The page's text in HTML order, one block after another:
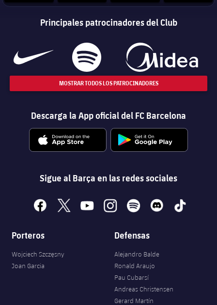
Principales patrocinadores del Club
MOSTRAR TODOS LOS PATROCINADORES
Descarga la App oficial del FC Barcelona
Sigue al Barça en las redes sociales
facebook
x youtubeinstagramspotify discord tiktok
Porteros
Wojciech Szczęsny
Joan Garcia
Defensas
Alejandro Balde
Ronald Araujo
Pau Cubarsí
Andreas Christensen
Gerard Martín